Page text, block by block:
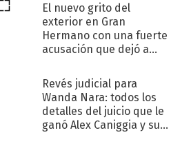
El nuevo grito del
exterior en Gran
Hermano con una fuerte
acusación que dejó a
"Traidora"
Revés judicial para
Wanda Nara: todos los
detalles del juicio que le
ganó Alex Caniggia y sus